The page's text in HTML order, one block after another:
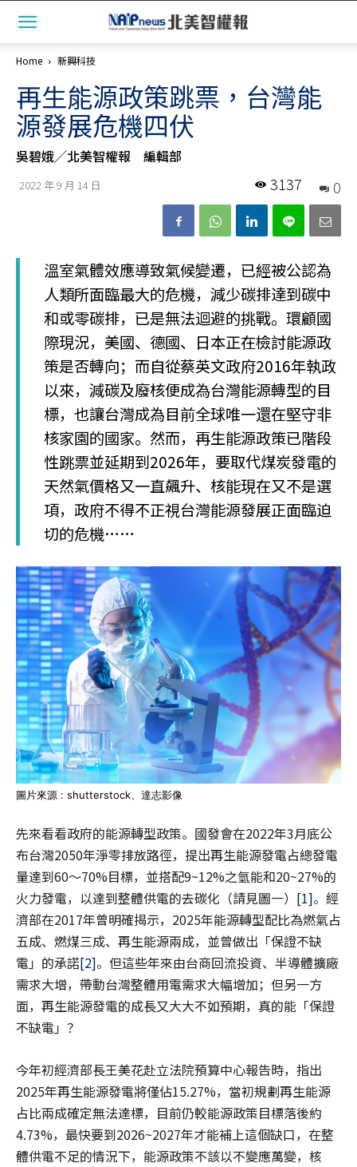
Home 新興科技
再生能源政策跳票，台灣能
源發展危機四伏
吳碧娥╱北美智權報 編輯部
2022 年 9 月 14 日 0
3137
溫室氣體效應導致氣候變遷，已經被公認為
人類所面臨最大的危機，減少碳排達到碳中
和或零碳排，已是無法迴避的挑戰。環顧國
際現況，美國、德國、日本正在檢討能源政
策是否轉向；而自從蔡英文政府2016年執政
以來，減碳及廢核便成為台灣能源轉型的目
標，也讓台灣成為目前全球唯一還在堅守非
核家園的國家。然而，再生能源政策已階段
性跳票並延期到2026年，要取代煤炭發電的
天然氣價格又一直飆升、核能現在又不是選
項，政府不得不正視台灣能源發展正面臨迫
切的危機……
圖片來源 : shutterstock、達志影像
先來看看政府的能源轉型政策。國發會在2022年3月底公
布台灣2050年淨零排放路徑，提出再生能源發電占總發電
量達到60～70%目標，並搭配9~12%之氫能和20~27%的
火力發電，以達到整體供電的去碳化（請見圖一） [1]。經
濟部在2017年曾明確揭示，2025年能源轉型配比為燃氣占
五成、燃煤三成、再生能源兩成，並曾做出「保證不缺
電」的承諾[2]。但這些年來由台商回流投資、半導體擴廠
需求大增，帶動台灣整體用電需求大幅增加；但另一方
面，再生能源發電的成長又大大不如預期，真的能「保證
不缺電」？
今年初經濟部長王美花赴立法院預算中心報告時，指出
2025年再生能源發電將僅佔15.27%，當初規劃再生能源
占比兩成確定無法達標，目前仍較能源政策目標落後約
4.73%，最快要到2026~2027年才能補上這個缺口，在整
體供電不足的情況下，能源政策不該以不變應萬變，核